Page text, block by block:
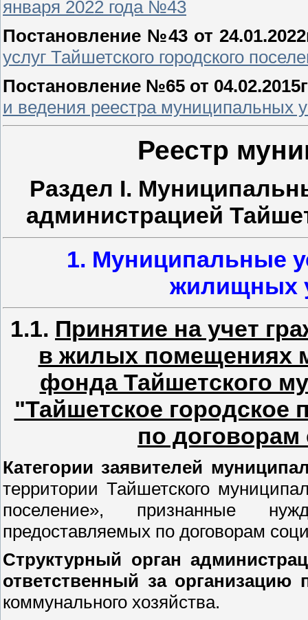
января 2022 года №43
Постановление №43 от
услуг Тайшетского городского
Постановление №65 от 04.02.2015г
и ведения реестра муниципальных
Реестр
Раздел I.
администрацией
1. Муниципальные
жилищных
1.1. Принятие на учет
в жилых помещениях
фонда Тайшетского
"Тайшетское городское
по договорам
Категории заявителей
территории Тайшетского
поселение», признанные
предоставляемых по договорам
Структурный орган
ответственный за организацию
коммунального хозяйства.